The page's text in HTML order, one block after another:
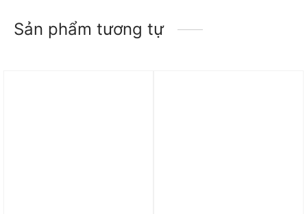
Sản phẩm tương tự